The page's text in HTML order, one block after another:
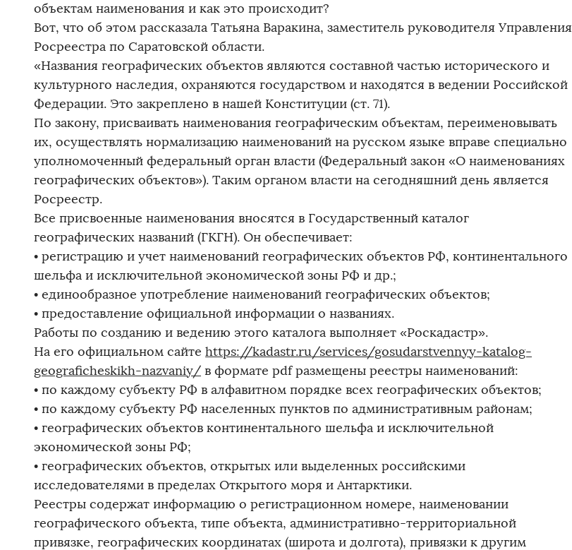
объектам наименования и как это происходит?
Вот, что об этом рассказала Татьяна Варакина, заместитель руководителя Управления
Росреестра по Саратовской области.
«Названия географических объектов являются составной частью исторического и
культурного наследия, охраняются государством и находятся в ведении Российской
Федерации. Это закреплено в нашей Конституции (ст. 71).
По закону, присваивать наименования географическим объектам, переименовывать
их, осуществлять нормализацию наименований на русском языке вправе специально
уполномоченный федеральный орган власти (Федеральный закон «О наименованиях
географических объектов»). Таким органом власти на сегодняшний день является
Росреестр.
Все присвоенные наименования вносятся в Государственный каталог
географических названий (ГКГН). Он обеспечивает:
• регистрацию и учет наименований географических объектов РФ, континентального
шельфа и исключительной экономической зоны РФ и др.;
• единообразное употребление наименований географических объектов;
• предоставление официальной информации о названиях.
Работы по созданию и ведению этого каталога выполняет «Роскадастр».
На его официальном сайте https://kadastr.ru/services/gosudarstvennyy-katalog-
geograficheskikh-nazvaniy/ в формате pdf размещены реестры наименований:
• по каждому субъекту РФ в алфавитном порядке всех географических объектов;
• по каждому субъекту РФ населенных пунктов по административным районам;
• географических объектов континентального шельфа и исключительной
экономической зоны РФ;
• географических объектов, открытых или выделенных российскими
исследователями в пределах Открытого моря и Антарктики.
Реестры содержат информацию о регистрационном номере, наименовании
географического объекта, типе объекта, административно-территориальной
привязке, географических координатах (широта и долгота), привязки к другим